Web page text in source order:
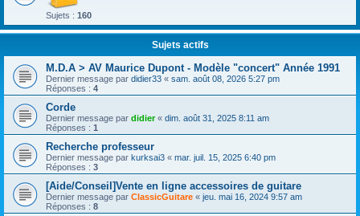
Sujets : 160
Sujets actifs
M.D.A > AV Maurice Dupont - Modèle "concert" Année 1991
Dernier message par didier33 « sam. août 08, 2026 5:27 pm
Réponses : 4
Corde
Dernier message par didier« dim. août 31, 2025 8:11 am
Réponses : 1
Recherche professeur
Dernier message par kurksai3 « mar. juil. 15, 2025 6:40 pm
Réponses : 3
[Aide/Conseil]Vente en ligne accessoires de guitare
Dernier message par ClassicGuitare « jeu. mai 16, 2024 9:57 am
Réponses : 8